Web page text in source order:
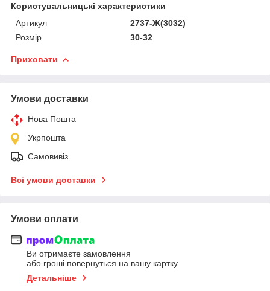
Користувальницькі характеристики
Артикул
2737-Ж(3032)
Розмір
30-32
Приховати
Умови доставки
Нова Пошта
Укрпошта
Самовивіз
Всі умови доставки
Умови оплати
Ви отримаєте замовлення
або гроші повернуться на вашу картку
Детальніше